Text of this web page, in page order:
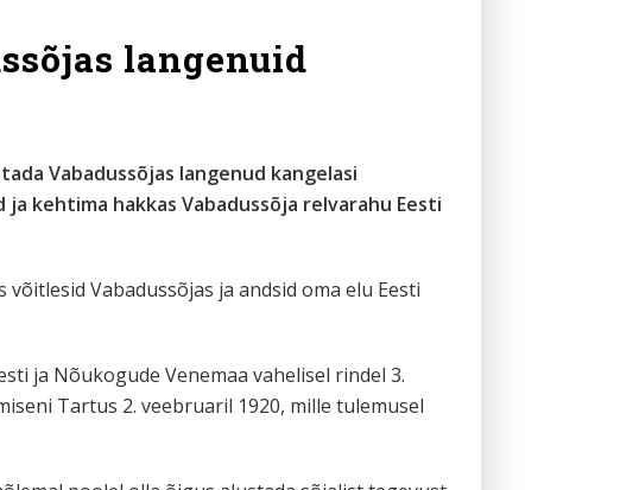
langenuid
Vabadussõjas langenud kangelasi
kehtima hakkas Vabadussõja relvarahu Eesti
Vabadussõjas ja andsid oma elu Eesti
ja Nõukogude Venemaa vahelisel rindel 3.
Tartus 2. veebruaril 1920, mille tulemusel